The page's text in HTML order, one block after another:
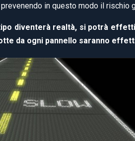
in questo modo il rischio
diventerà realtà, si potrà
da ogni pannello saranno